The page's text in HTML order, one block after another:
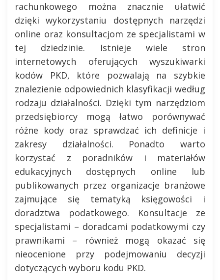
rachunkowego można znacznie ułatwić
dzięki wykorzystaniu dostępnych narzędzi
online oraz konsultacjom ze specjalistami w
tej dziedzinie. Istnieje wiele stron
internetowych oferujących wyszukiwarki
kodów PKD, które pozwalają na szybkie
znalezienie odpowiednich klasyfikacji według
rodzaju działalności. Dzięki tym narzędziom
przedsiębiorcy mogą łatwo porównywać
różne kody oraz sprawdzać ich definicje i
zakresy działalności. Ponadto warto
korzystać z poradników i materiałów
edukacyjnych dostępnych online lub
publikowanych przez organizacje branżowe
zajmujące się tematyką księgowości i
doradztwa podatkowego. Konsultacje ze
specjalistami – doradcami podatkowymi czy
prawnikami – również mogą okazać się
nieocenione przy podejmowaniu decyzji
dotyczących wyboru kodu PKD.